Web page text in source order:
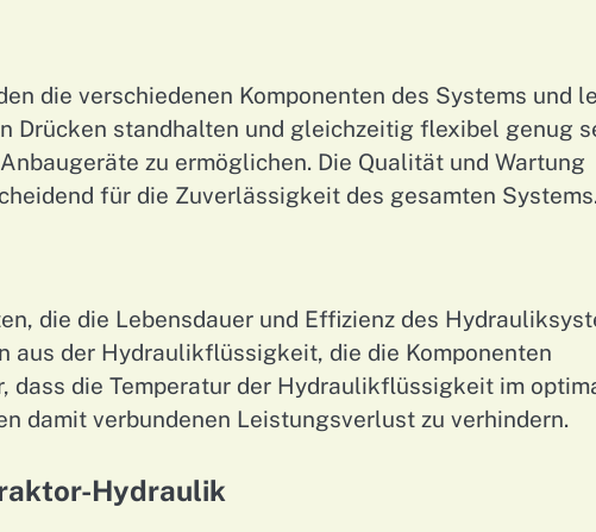
die verschiedenen Komponenten des Systems und
Drücken standhalten und gleichzeitig flexibel genug
zu ermöglichen. Die Qualität und Wartung
für die Zuverlässigkeit des gesamten
die die Lebensdauer und Effizienz des
aus der Hydraulikflüssigkeit, die die Komponenten
dass die Temperatur der Hydraulikflüssigkeit im
damit verbundenen Leistungsverlust zu verhindern.
Hydraulik